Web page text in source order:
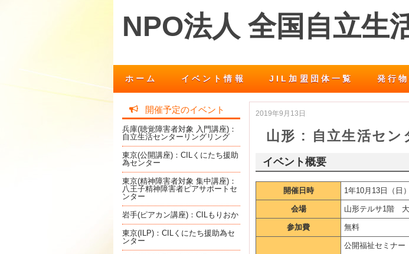
NPO法人 全国自立生
ホーム イベント情報 JIL加盟団体一覧 発行
2019年9月13日
山形 : 自立生活セン
イベント概要
開催日時 1年10月13日（
会場 山形テルサ1階
参加費 無料
公開福祉セミナー
開催予定のイベント
兵庫(聴覚障害者対象 入門講座)：
自立生活センターリングリング
東京(公開講座)：CILくにたち援助
為センター
東京(精神障害者対象 集中講座)：
八王子精神障害者ピアサポートセ
ンター
岩手(ピアカン講座)：CILもりおか
東京(ILP)：CILくにたち援助為セ
ンター